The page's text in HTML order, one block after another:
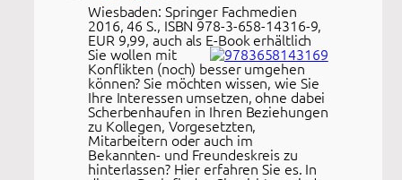
Wiesbaden: Springer Fachmedien
2016, 46 S., ISBN 978-3-658-14316-9,
EUR 9,99, auch als E-Book erhältlich
Sie wollen mit
Konflikten (noch) besser umgehen
können? Sie möchten wissen, wie Sie
Ihre Interessen umsetzen, ohne dabei
Scherbenhaufen in Ihren Beziehungen
zu Kollegen, Vorgesetzten,
Mitarbeitern oder auch im
Bekannten- und Freundeskreis zu
hinterlassen? Hier erfahren Sie es. In